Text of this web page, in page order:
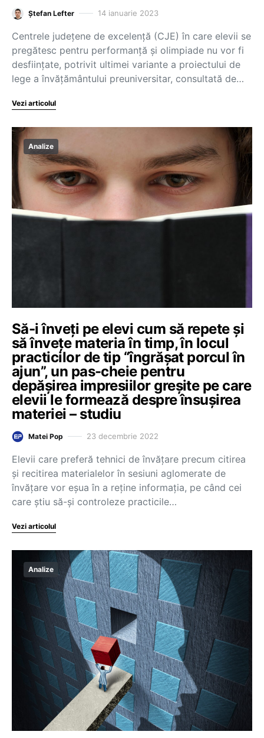
Ștefan Lefter 14 ianuarie 2023
Centrele județene de excelență (CJE) în care elevii se
pregătesc pentru performanță și olimpiade nu vor fi
desființate, potrivit ultimei variante a proiectului de
lege a învățământului preuniversitar, consultată de…
Vezi articolul
Analize
Să-i înveți pe elevi cum să repete și
să învețe materia în timp, în locul
practicilor de tip “îngrășat porcul în
ajun”, un pas-cheie pentru
depășirea impresiilor greșite pe care
elevii le formează despre însușirea
materiei – studiu
Matei Pop 23 decembrie 2022
Elevii care preferă tehnici de învățare precum citirea
și recitirea materialelor în sesiuni aglomerate de
învățare vor eșua în a reține informația, pe când cei
care știu să-și controleze practicile…
Vezi articolul
Analize